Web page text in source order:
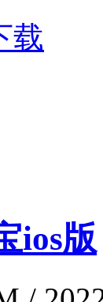
载
ios版